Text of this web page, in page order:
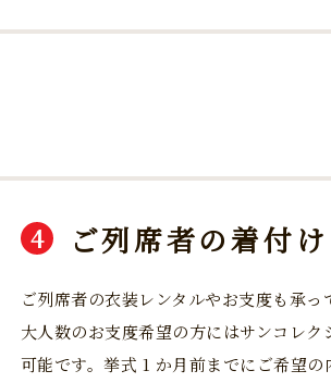
4 ご列席者の着付け
ご列席者の衣装レンタルやお支度も承っ
大人数のお支度希望の方にはサンコレ
可能です。挙式 1 か月前までにご希望の